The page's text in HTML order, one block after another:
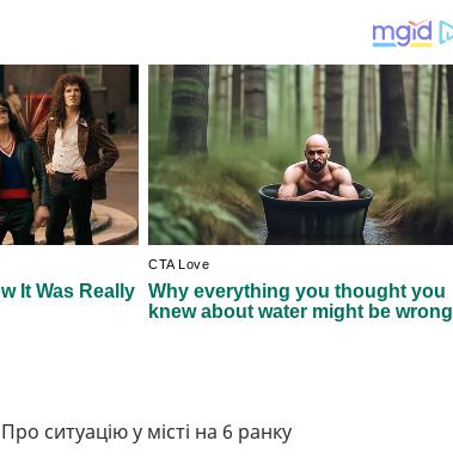
ситуацію у місті на 6 ранку